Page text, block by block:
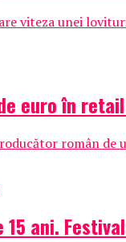
viteza unei
euro în
român
15 ani.